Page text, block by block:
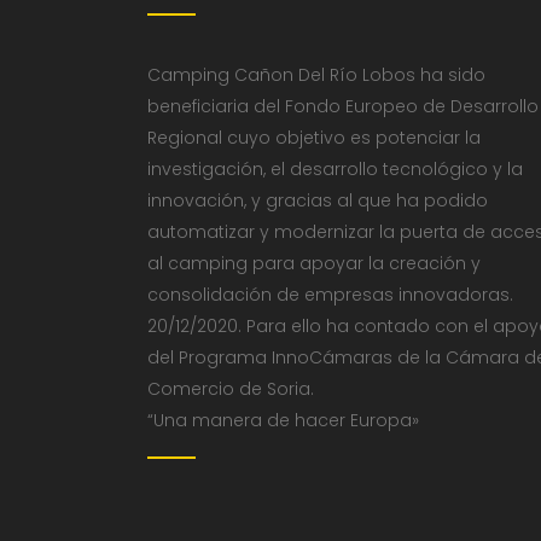
Camping Cañon Del Río Lobos ha sido
beneficiaria del Fondo Europeo de Desarrollo
Regional cuyo objetivo es potenciar la
investigación, el desarrollo tecnológico y la
innovación, y gracias al que ha podido
automatizar y modernizar la puerta de
al camping para apoyar la creación y
consolidación de empresas innovadoras.
20/12/2020. Para ello ha contado con el
del Programa InnoCámaras de la Cámara
Comercio de Soria.
“Una manera de hacer Europa»